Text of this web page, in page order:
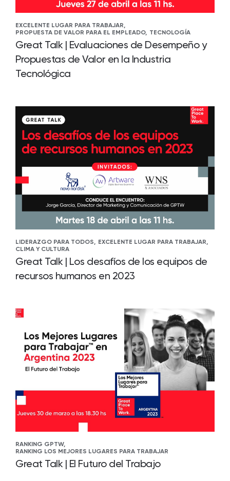
EXCELENTE LUGAR PARA TRABAJAR,
PROPUESTA DE VALOR PARA EL EMPLEADO, TECNOLOGÍA
Great Talk | Evaluaciones de Desempeño y
Propuestas de Valor en la Industria
Tecnológica
LIDERAZGO PARA TODOS, EXCELENTE LUGAR PARA TRABAJAR,
CLIMA Y CULTURA
Great Talk | Los desafíos de los equipos de
recursos humanos en 2023
RANKING GPTW,
RANKING LOS MEJORES LUGARES PARA TRABAJAR
Great Talk | El Futuro del Trabajo